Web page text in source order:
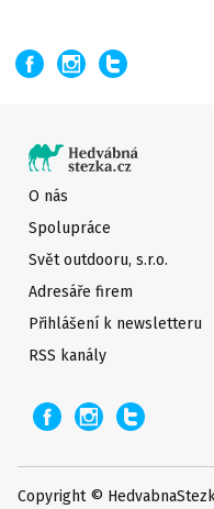
O nás
Spolupráce
Svět outdooru, s.r.o.
Adresáře firem
Přihlášení k newsletteru
RSS kanály
Copyright ©